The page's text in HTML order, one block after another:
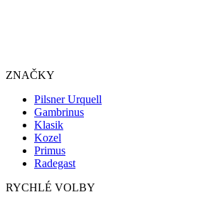
ZNAČKY
Pilsner Urquell
Gambrinus
Klasik
Kozel
Primus
Radegast
RYCHLÉ VOLBY